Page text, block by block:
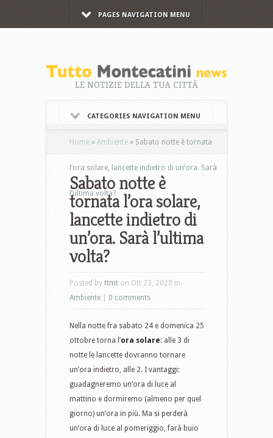
PAGES NAVIGATION MENU
LE NOTIZIE DELLA TUA CITTÀ
CATEGORIES NAVIGATION MENU
Home » Ambiente » Sabato notte è tornata
l’ora solare, lancette indietro di un’ora. Sarà
l’ultima volta?
Sabato notte è
tornata l’ora solare,
lancette indietro di
un’ora. Sarà l’ultima
volta?
Posted by ttmt on Ott 23, 2020 in
Ambiente
0 comments
Nella notte fra sabato 24 e domenica 25
ottobre torna l’ora solare: alle 3 di
notte le lancette dovranno tornare
un’ora indietro, alle 2. I vantaggi:
guadagneremo un’ora di luce al
mattino e dormiremo (almeno per quel
giorno) un’ora in più. Ma si perderà
un’ora di luce al pomeriggio, farà buio